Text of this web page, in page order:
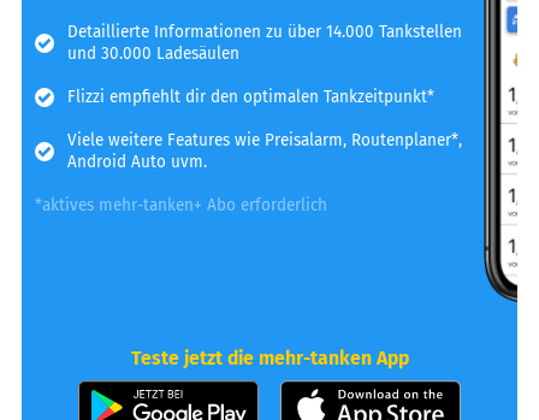
Detaillierte Informationen zu über 14.000 Tankstellen
und 30.000 Ladesäulen
Flizzi empfiehlt dir den optimalen Tankzeitpunkt*
Viele weitere Features wie Preisalarm, Routenplaner*,
Android Auto uvm.
*aktives mehr-tanken+ Abo erforderlich
Teste jetzt die mehr-tanken App